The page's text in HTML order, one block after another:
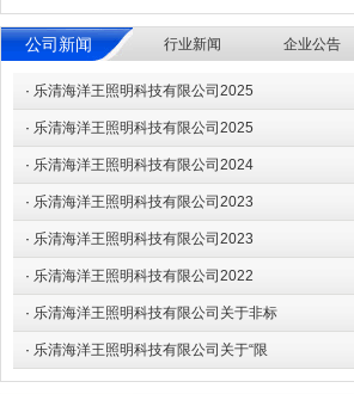
公司新闻 行业新闻 企业公告
· 乐清海洋王照明科技有限公司2025
· 乐清海洋王照明科技有限公司2025
· 乐清海洋王照明科技有限公司2024
· 乐清海洋王照明科技有限公司2023
· 乐清海洋王照明科技有限公司2023
· 乐清海洋王照明科技有限公司2022
· 乐清海洋王照明科技有限公司关于非标
· 乐清海洋王照明科技有限公司关于“限